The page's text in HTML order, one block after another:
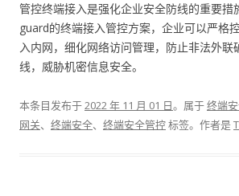
管控终端接入是强化企业安全防线的重要措
guard的终端接入管控方案，企业可以严格
入内网，细化网络访问管理，防止非法外联
线，威胁机密信息安全。
本条目发布于2022 年 11 月 01 日。属于终端
网关、 终端安全、 终端安全管控标签。 作者是